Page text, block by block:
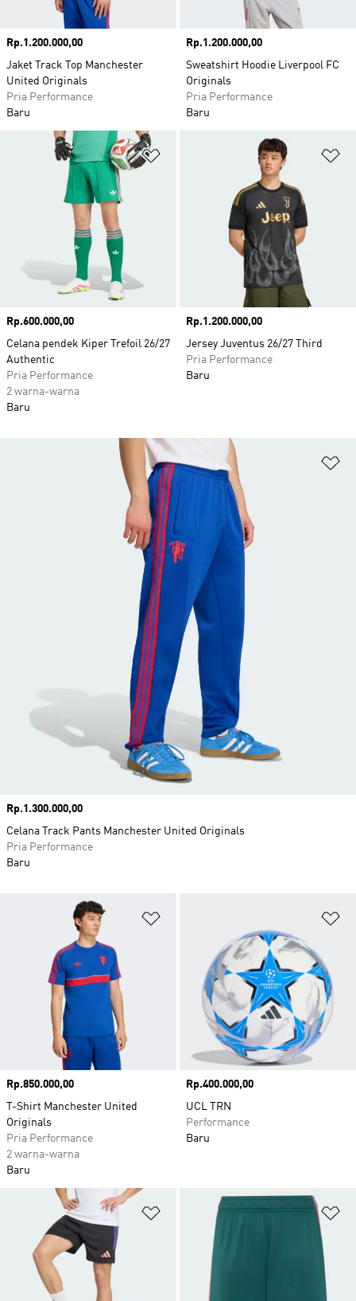
Harga
Rp.1.200.000,00
Jaket Track Top Manchester
United Originals
Pria Performance
Baru
Harga
Rp.1.200.000,00
Sweatshirt Hoodie Liverpool FC
Originals
Pria Performance
Baru
Tambahkan ke Wishlist
Harga
Rp.600.000,00
Celana pendek Kiper Trefoil 26/27
Authentic
Pria Performance
2 warna-warna
Baru
Harga
Rp.1.200.000,00
Jersey Juventus 26/27 Third
Pria Performance
Baru
Harga
Rp.850.000,00
T-Shirt Manchester United
Originals
Pria Performance
2 warna-warna
Baru
Harga
Rp.400.000,00
UCL TRN
Performance
Baru
Tambahkan ke Wishlist
Harga
Rp.1.300.000,00
Celana Track Pants Manchester United Originals
Pria Performance
Baru